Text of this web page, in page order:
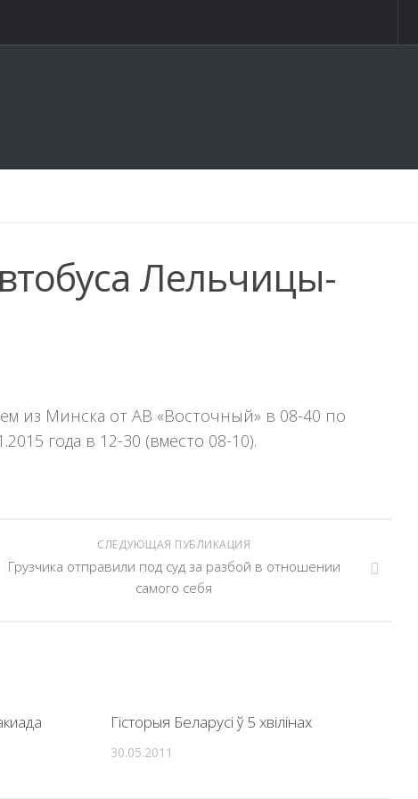
Лельчицы-
из Минска от АВ «Восточный» в 08-40 по
года в 12-30 (вместо 08-10).
СЛЕДУЮЩАЯ ПУБЛИКАЦИЯ
Грузчика отправили под суд за разбой в отношении
самого себя
Гісторыя Беларусі ў 5 хвілінах
30.05.2011